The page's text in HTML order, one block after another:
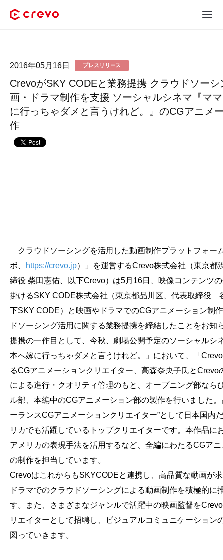
採用コンテンツ制作
サービス
制作実績
料金
採用情報
- 動画に関するご相談はこちら -
お問合わせ・無料見積もり
資料ダウンロード
CrevoがSKY CODEと業務提携 クラウドソーシ
画・ドラマ制作を支援 ソーシャルシネマ『マ
に行っちゃダメと言うけれど。』のCGアニメ
作
プレスリリース
2016年05月16日
クラウドソーシングを活用した動画制作プラットフォー
ボ、
https://crevo.jp）」を運営するCrevo株式会社（東京都
締役 柴田憲佑、以下Crevo）は5月16日、映像コンテンツ
掛けるSKY CODE株式会社（東京都品川区、代表取締役
下SKY CODE）と映画やドラマでのCGアニメーション制
ドソーシング活用に関する業務提携を締結したことをお知
提携の一作目として、今秋、劇場公開予定のソーシャルシ
本へ嫁に行っちゃダメと言うけれど。」において、「
るCGアニメーションクリエイター、高森奈央子氏とCrevo
による進行・クオリティ管理のもと、オープニング部なら
ル部、本編中のCGアニメーション部の製作を行いました。
ーランスCGアニメーションクリエイター”として日本国内
リカでも活躍しているトップクリエイターです。本作品に
アメリカの表現手法を活用するなど、全編にわたるCGア
の制作を担当しています。
CrevoはこれからもSKYCODEと連携し、高品質な動画が
ドラマでのクラウドソーシングによる動画制作を積極的に
す。また、さまざまなジャンルで活躍中の映画監督を
リエイターとして招聘し、ビジュアルコミュニケーション
図っていきます。